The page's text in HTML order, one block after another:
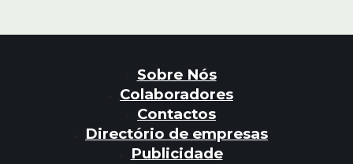
Sobre Nós
Colaboradores
Contactos
Directório de empresas
Publicidade